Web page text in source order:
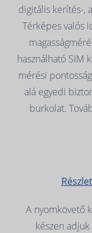
digitális kerítés-,
Térképes valós
használható SIM
mérési
alá egyedi
burkolat.
A nyomkövető
készen